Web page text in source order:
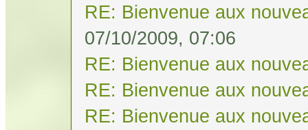
RE: Bienvenue aux
07/10/2009, 07:06
RE: Bienvenue aux
RE: Bienvenue aux
RE: Bienvenue aux